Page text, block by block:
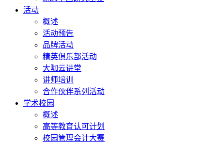
活动
概述
活动预告
品牌活动
精英俱乐部活动
大咖云讲堂
讲师培训
合作伙伴系列活动
学术校园
概述
高等教育认可计划
校园管理会计大赛